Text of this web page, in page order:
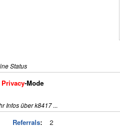
Status
Privacy-Mode
Infos über k8417 ...
Referrals:
2